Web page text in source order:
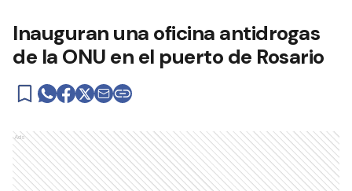
Inauguran una oficina antidrogas
de la ONU en el puerto de Rosario
Ads